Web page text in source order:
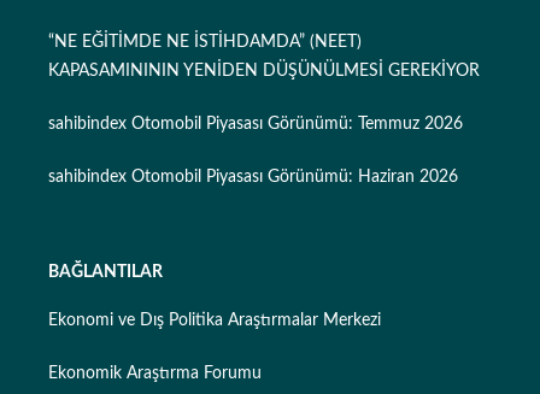
“NE EĞİTİMDE NE İSTİHDAMDA” (NEET)
KAPASAMINININ YENİDEN DÜŞÜNÜLMESİ GEREKİYOR
sahibindex Otomobil Piyasası Görünümü: Temmuz 2026
sahibindex Otomobil Piyasası Görünümü: Haziran 2026
BAĞLANTILAR
Ekonomi ve Dış Politika Araştırmalar Merkezi
Ekonomik Araştırma Forumu